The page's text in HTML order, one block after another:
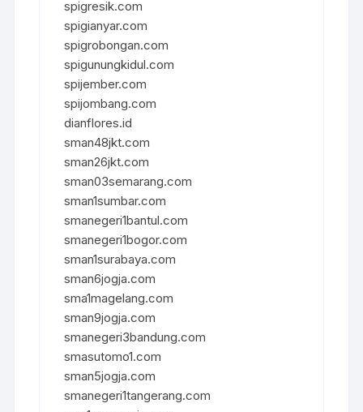
spigresik.com
spigianyar.com
spigrobongan.com
spigunungkidul.com
spijember.com
spijombang.com
dianflores.id
sman48jkt.com
sman26jkt.com
sman03semarang.com
sman1sumbar.com
smanegeri1bantul.com
smanegeri1bogor.com
sman1surabaya.com
sman6jogja.com
sma1magelang.com
sman9jogja.com
smanegeri3bandung.com
smasutomo1.com
sman5jogja.com
smanegeri1tangerang.com